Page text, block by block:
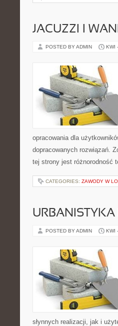
JACUZZI I
POSTED BY ADMIN KWI
opracowania dla
dopracowanych rozwiązań.
tej strony jest różnorodność
CATEGORIES: ZAWODY W
POSTED BY ADMIN KWI
słynnych realizacji, jak i